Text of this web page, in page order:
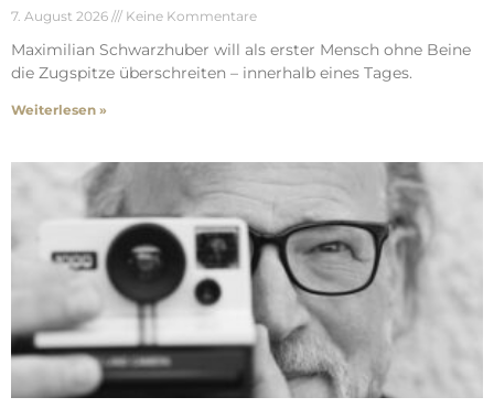
7. August 2026 Keine Kommentare
Maximilian Schwarzhuber will als erster Mensch ohne Beine
die Zugspitze überschreiten – innerhalb eines Tages.
Weiterlesen »